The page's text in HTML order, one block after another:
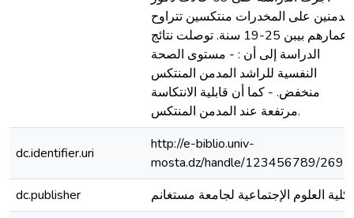
مدمنين على المخدرات منتكسين تتراوح
اعمارهم بيبن 25-19 سنة. توصلت نتائج
الدراسة إلى أن : - مستوى الصحة
النفسية للراشد المدمن المنتكس
منخفض. - كما أن قابلية الانتكاسة
مرتفعة عند المدمن المنتكس.
dc.identifier.uri
http://e-biblio.univ-
mosta.dz/handle/123456789/
dc.publisher
كلية العلوم الإجتماعية لجامعة مستغانم